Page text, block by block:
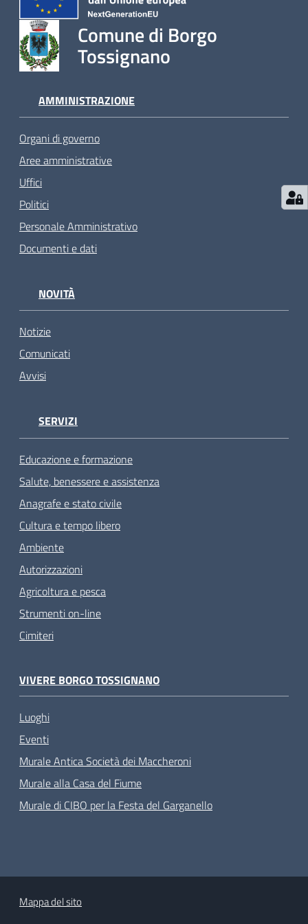
Comune di Borgo
Tossignano
AMMINISTRAZIONE
Organi di governo
Aree amministrative
Uffici
Politici
Personale Amministrativo
Documenti e dati
NOVITÀ
Notizie
Comunicati
Avvisi
SERVIZI
Educazione e formazione
Salute, benessere e assistenza
Anagrafe e stato civile
Cultura e tempo libero
Ambiente
Autorizzazioni
Agricoltura e pesca
Strumenti on-line
Cimiteri
VIVERE BORGO TOSSIGNANO
Luoghi
Eventi
Murale Antica Società dei Maccheroni
Murale alla Casa del Fiume
Murale di CIBO per la Festa del Garganello
Mappa del sito